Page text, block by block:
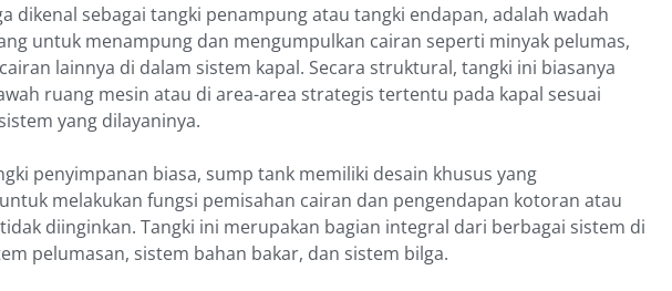
dikenal sebagai tangki penampung atau tangki endapan, adalah wadah
untuk menampung dan mengumpulkan cairan seperti minyak pelumas,
lainnya di dalam sistem kapal. Secara struktural, tangki ini biasanya
ruang mesin atau di area-area strategis tertentu pada kapal sesuai
yang dilayaninya.
penyimpanan biasa, sump tank memiliki desain khusus yang
melakukan fungsi pemisahan cairan dan pengendapan kotoran atau
diinginkan. Tangki ini merupakan bagian integral dari berbagai sistem di
pelumasan, sistem bahan bakar, dan sistem bilga.